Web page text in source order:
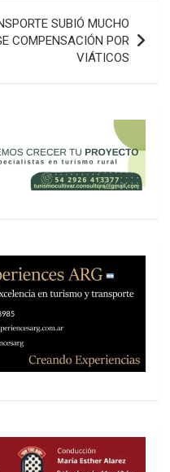
SUBIÓ MUCHO
COMPENSACIÓN POR
VIÁTICOS